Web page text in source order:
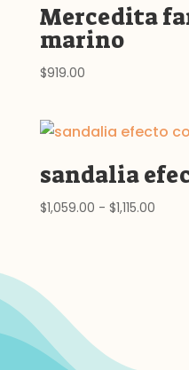
Mercedita
marino
$919.00
sandalia
$1,059.00 - $1,115.00Rango